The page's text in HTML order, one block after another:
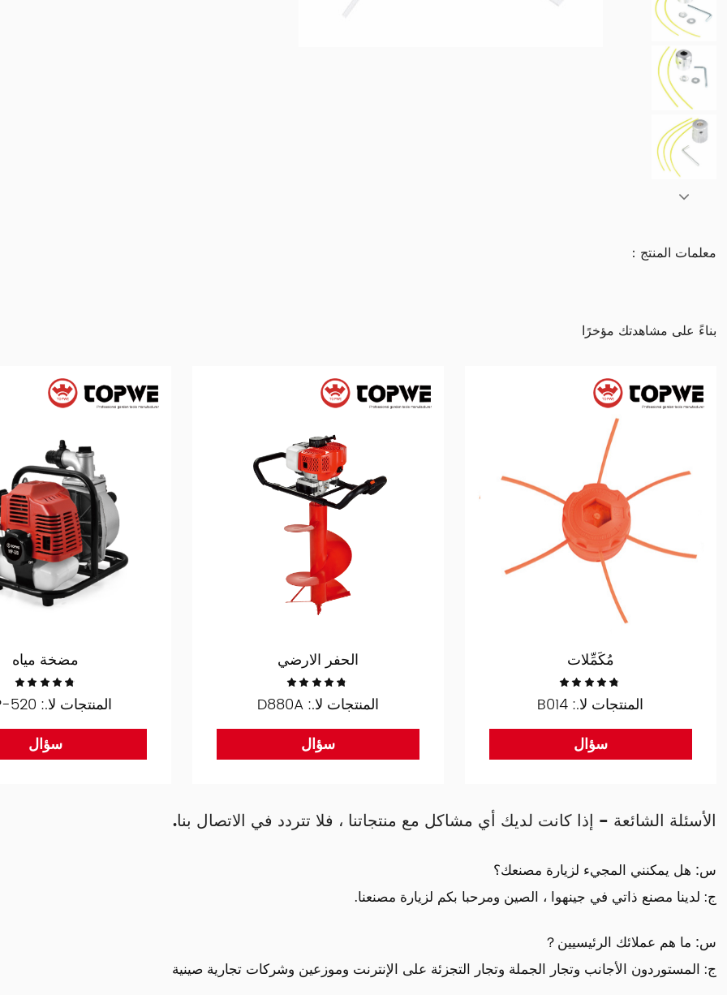
معلمات المنتج：
بناءً على مشاهدتك مؤخرًا
مُكَمِّلات
المنتجات لا.: B014
سؤال
الحفر الارضي
المنتجات لا.: D880A
سؤال
مضخة مياه
المنتجات لا.: WP-520
سؤال
الأسئلة الشائعة - إذا كانت لديك أي مشاكل مع منتجاتنا ، فلا تتردد في الاتصال بنا.
س: هل يمكنني المجيء لزيارة مصنعك؟
ج: لدينا مصنع ذاتي في جينهوا ، الصين ومرحبا بكم لزيارة مصنعنا.
س: ما هم عملائك الرئيسيين？
ج: المستوردون الأجانب وتجار الجملة وتجار التجزئة على الإنترنت وموزعين وشركات تجارية صينية